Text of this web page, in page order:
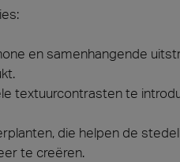
en samenhangende
textuurcontrasten te
die helpen de
te creëren.